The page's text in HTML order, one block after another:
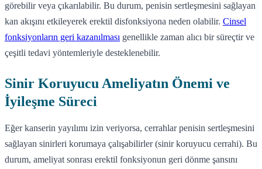
görebilir veya çıkarılabilir. Bu durum, penisin sertleşmesini sağlayan
kan akışını etkileyerek erektil disfonksiyona neden olabilir. Cinsel
fonksiyonların geri kazanılması genellikle zaman alıcı bir süreçtir ve
çeşitli tedavi yöntemleriyle desteklenebilir.
Sinir Koruyucu Ameliyatın Önemi ve
İyileşme Süreci
Eğer kanserin yayılımı izin veriyorsa, cerrahlar penisin sertleşmesini
sağlayan sinirleri korumaya çalışabilirler (sinir koruyucu cerrahi). Bu
durum, ameliyat sonrası erektil fonksiyonun geri dönme şansını